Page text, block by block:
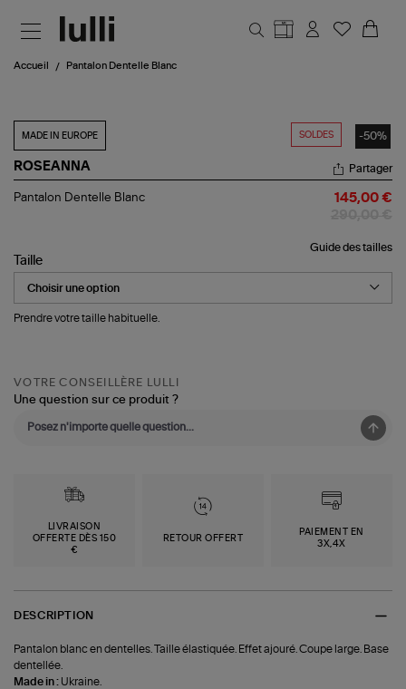
Accueil Pantalon Dentelle Blanc
SOLDES -50%
MADE IN EUROPE
ROSEANNA
Pantalon
Partager
Pantalon Dentelle Blanc 145,00 €
Guide des tailles
Taille
Prendre votre taille habituelle.
VOTRE CONSEILLÈRE LULLI
Une question sur ce produit ?
LIVRAISON
OFFERTE DÈS 150
€
RETOUR OFFERT
PAIEMENT EN
3X,4X
DESCRIPTION
Pantalon blanc en dentelles. Taille élastiquée. Effet ajouré. Coupe large. Base
dentellée.
Made in : Ukraine.